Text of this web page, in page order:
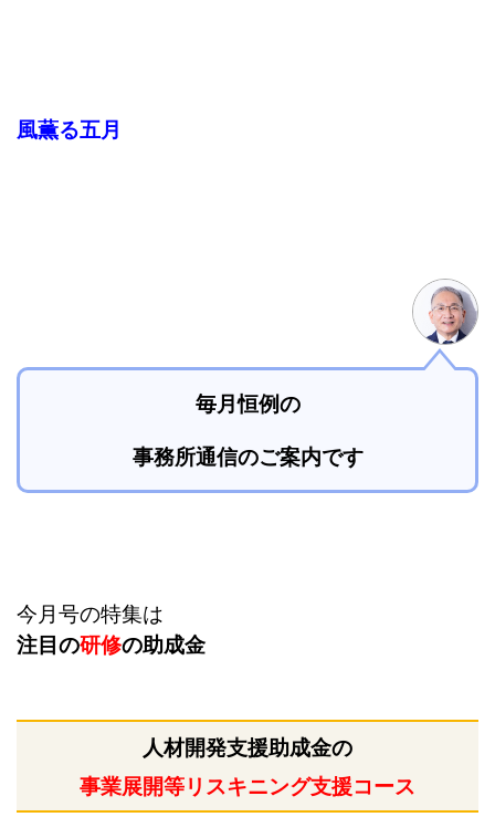
風薫る五月
毎月恒例の
事務所通信のご案内です
今月号の特集は
注目の研修の助成金
人材開発支援助成金の
事業展開等リスキニング支援コース